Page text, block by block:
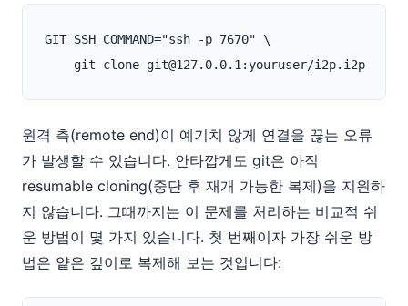
GIT_SSH_COMMAND="ssh -p 7670" \
원격 측(remote end)이 예기치 않게 연결을 끊는 오류
가 발생할 수 있습니다. 안타깝게도 git은 아직
resumable cloning(중단 후 재개 가능한 복제)을 지원하
지 않습니다. 그때까지는 이 문제를 처리하는 비교적 쉬
운 방법이 몇 가지 있습니다. 첫 번째이자 가장 쉬운 방
법은 얕은 깊이로 복제해 보는 것입니다: